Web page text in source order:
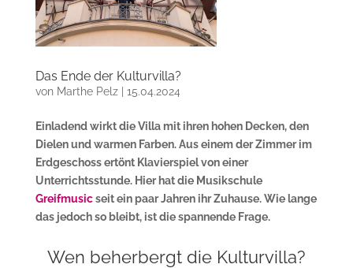
Das Ende der Kulturvilla?
von Marthe Pelz| 15.04.2024
Einladend wirkt die Villa mit ihren hohen Decken, den
Dielen und warmen Farben. Aus einem der Zimmer im
Erdgeschoss ertönt Klavierspiel von einer
Unterrichtsstunde. Hier hat die Musikschule
Greifmusicseit ein paar Jahren ihr Zuhause. Wie lange
das jedoch so bleibt, ist die spannende Frage.
Wen beherbergt die Kulturvilla?